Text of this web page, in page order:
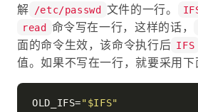
解
/etc/passwd 文件的一行。
read 命令写在一行，这样的话，
面的命令生效，该命令执行后 IFS
值。如果不写在一行，就要采用下
OLD_IFS="$IFS"